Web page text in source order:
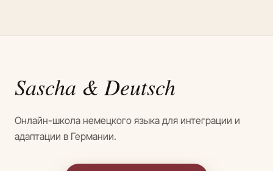
Sascha & Deutsch
Онлайн-школа немецкого языка для интеграции и
адаптации в Германии.